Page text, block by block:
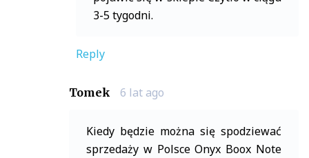
3-5 tygodni.
Reply
Tomek 6 lat ago
Kiedy będzie można się spodziewać
sprzedaży w Polsce Onyx Boox Note